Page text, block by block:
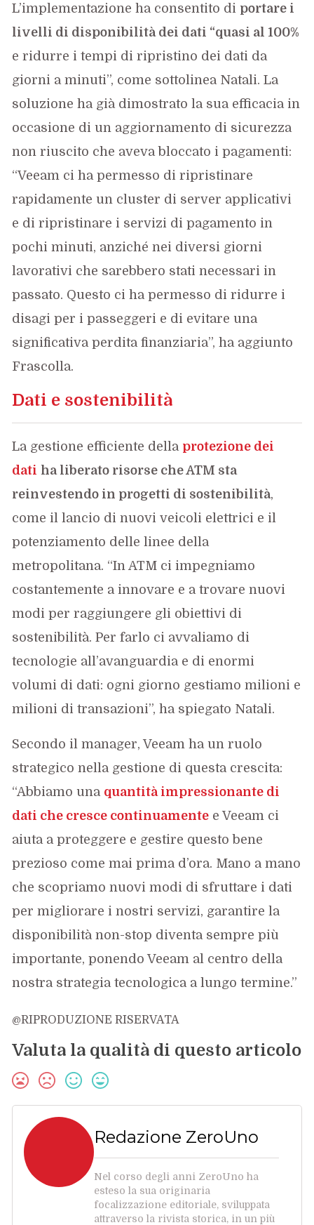
L’implementazione ha consentito di portare i
livelli di disponibilità dei dati “quasi al 100%
e ridurre i tempi di ripristino dei dati da
giorni a minuti”, come sottolinea Natali. La
soluzione ha già dimostrato la sua efficacia in
occasione di un aggiornamento di sicurezza
non riuscito che aveva bloccato i pagamenti:
“Veeam ci ha permesso di ripristinare
rapidamente un cluster di server applicativi
e di ripristinare i servizi di pagamento in
pochi minuti, anziché nei diversi giorni
lavorativi che sarebbero stati necessari in
passato. Questo ci ha permesso di ridurre i
disagi per i passeggeri e di evitare una
significativa perdita finanziaria”, ha aggiunto
Frascolla.
Dati e sostenibilità
La gestione efficiente della protezione dei
dati ha liberato risorse che ATM sta
reinvestendo in progetti di sostenibilità,
come il lancio di nuovi veicoli elettrici e il
potenziamento delle linee della
metropolitana. “In ATM ci impegniamo
costantemente a innovare e a trovare nuovi
modi per raggiungere gli obiettivi di
sostenibilità. Per farlo ci avvaliamo di
tecnologie all’avanguardia e di enormi
volumi di dati: ogni giorno gestiamo milioni e
milioni di transazioni”, ha spiegato Natali.
Secondo il manager, Veeam ha un ruolo
strategico nella gestione di questa crescita:
“Abbiamo una quantità impressionante di
dati che cresce continuamente e Veeam ci
aiuta a proteggere e gestire questo bene
prezioso come mai prima d’ora. Mano a mano
che scopriamo nuovi modi di sfruttare i dati
per migliorare i nostri servizi, garantire la
disponibilità non-stop diventa sempre più
importante, ponendo Veeam al centro della
nostra strategia tecnologica a lungo termine.”
@RIPRODUZIONE RISERVATA
Valuta la qualità di questo articolo
Redazione ZeroUno
Nel corso degli anni ZeroUno ha
esteso la sua originaria
focalizzazione editoriale, sviluppata
attraverso la rivista storica, in un più